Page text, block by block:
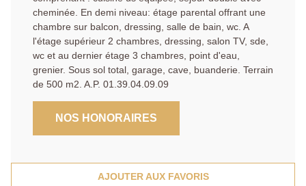
cheminée. En demi niveau: étage parental offrant une
chambre sur balcon, dressing, salle de bain, wc. A
l'étage supérieur 2 chambres, dressing, salon TV, sde,
wc et au dernier étage 3 chambres, point d'eau,
grenier. Sous sol total, garage, cave, buanderie. Terrain
de 500 m2. A.P. 01.39.04.09.09
NOS HONORAIRES
AJOUTER AUX FAVORIS